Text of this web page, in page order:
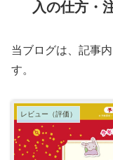
入の仕方・
当ブログは、記事
す。
レビュー（評価）